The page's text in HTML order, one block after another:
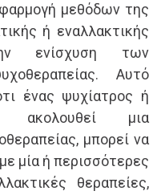
μεθόδων της
ή εναλλακτικής
ενίσχυση των
Αυτό
ένας ψυχίατρος ή
ακολουθεί μια
μπορεί να
μία ή περισσότερες
θεραπείες,